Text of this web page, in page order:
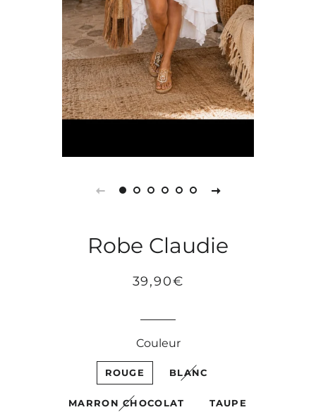
Robe Claudie
Prix
Prix
39,90€
Couleur
ROUGE BLANC
MARRON CHOCOLAT TAUPE